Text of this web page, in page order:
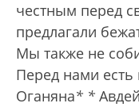
честным перед
предлагали
Мы также не
Перед нами
Оганяна* *